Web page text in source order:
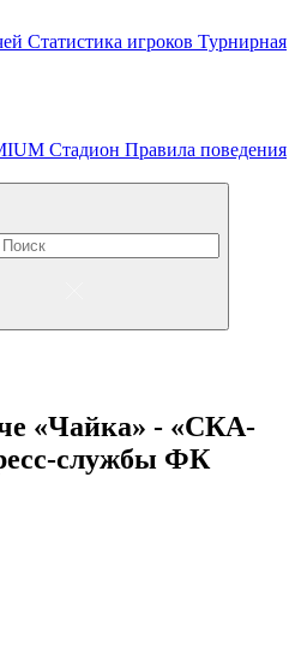
Статистика игроков Турнирная
Стадион Правила поведения
«Чайка» - «СКА-
службы ФК